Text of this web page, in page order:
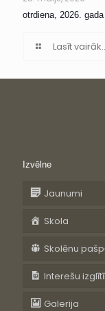
otrdiena, 2026.
Lasīt
Izvēlne
Jaunumi
Skola
Skolēnu
Interešu
Galerija